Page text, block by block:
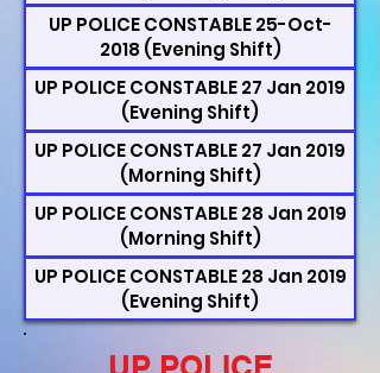
UP POLICE CONSTABLE 25-Oct-
2018 (Evening Shift)
UP POLICE CONSTABLE 27 Jan 2019
(Evening Shift)
UP POLICE CONSTABLE 27 Jan 2019
(Morning Shift)
UP POLICE CONSTABLE 28 Jan 2019
(Morning Shift)
UP POLICE CONSTABLE 28 Jan 2019
(Evening Shift)